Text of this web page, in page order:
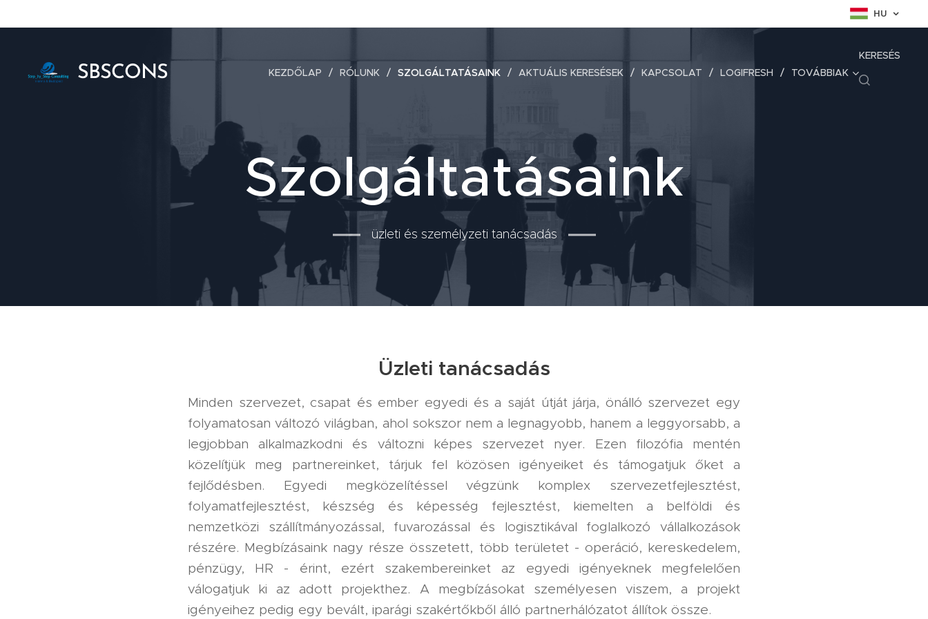
HU
SBSCONS KEZDŐLAP RÓLUNK SZOLGÁLTATÁSAINK AKTUÁLIS KERESÉSEK KAPCSOLAT LOGIFRESH TOVÁBBIAK
KERESÉS
Szolgáltatásaink
üzleti és személyzeti tanácsadás
Üzleti tanácsadás
Minden szervezet, csapat és ember egyedi és a saját útját járja, önálló szervezet egy
folyamatosan változó világban, ahol sokszor nem a legnagyobb, hanem a leggyorsabb, a
legjobban alkalmazkodni és változni képes szervezet nyer. Ezen filozófia mentén
közelítjük meg partnereinket, tárjuk fel közösen igényeiket és támogatjuk őket a
fejlődésben. Egyedi megközelítéssel végzünk komplex szervezetfejlesztést,
folyamatfejlesztést, készség és képesség fejlesztést, kiemelten a belföldi és
nemzetközi szállítmányozással, fuvarozással és logisztikával foglalkozó vállalkozások
részére. Megbízásaink nagy része összetett, több területet - operáció, kereskedelem,
pénzügy, HR - érint, ezért szakembereinket az egyedi igényeknek megfelelően
válogatjuk ki az adott projekthez. A megbízásokat személyesen viszem, a projekt
igényeihez pedig egy bevált, iparági szakértőkből álló partnerhálózatot állítok össze.